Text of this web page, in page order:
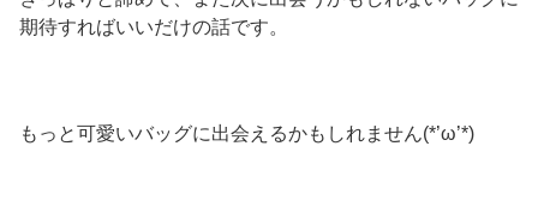
期待すればいいだけの話です。
もっと可愛いバッグに出会えるかもしれません(*’ω’*)